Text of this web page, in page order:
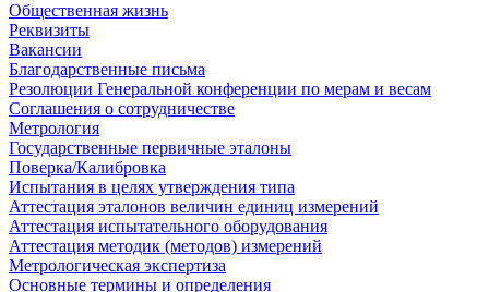
Общественная жизнь
Реквизиты
Вакансии
Благодарственные письма
Резолюции Генеральной конференции по мерам и весам
Соглашения о сотрудничестве
Метрология
Государственные первичные эталоны
Поверка/Калибровка
Испытания в целях утверждения типа
Аттестация эталонов величин единиц измерений
Аттестация испытательного оборудования
Аттестация методик (методов) измерений
Метрологическая экспертиза
Основные термины и определения